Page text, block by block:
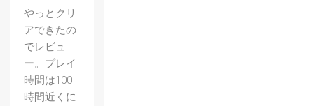
やっとクリ
アできたの
でレビュ
ー。プレイ
時間は100
時間近くに